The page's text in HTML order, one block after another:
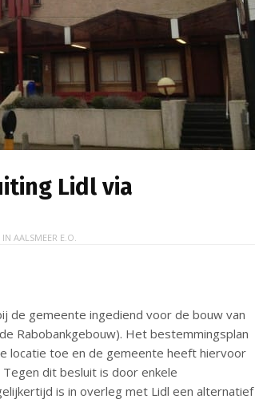
Lidl via
INAALSMEER E.O.
de gemeente ingediend voor de bouw van
Rabobankgebouw). Het bestemmingsplan
locatie toe en de gemeente heeft hiervoor
dit besluit is door enkele
is in overleg met Lidl een alternatief